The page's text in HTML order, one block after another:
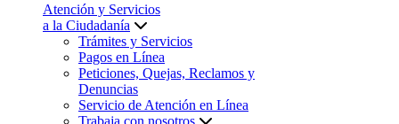
Atención y Servicios
a la Ciudadanía
Trámites y Servicios
Pagos en Línea
Peticiones, Quejas, Reclamos y
Denuncias
Servicio de Atención en Línea
Trabaja con nosotros